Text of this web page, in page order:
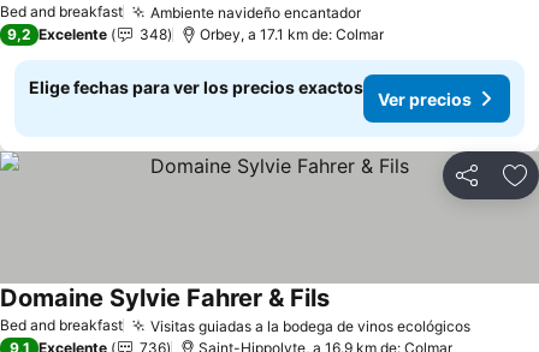
Bed and breakfast Ambiente navideño encantador
9,2 Excelente 348 Orbey, a 17.1 km de: Colmar
Elige fechas para ver los precios exactos
Ver precios
Compartir
Bed and breakfast Visitas guiadas a la bodega de vinos ecológicos
Domaine Sylvie Fahrer & Fils
9,1 Excelente 736 Saint-Hippolyte, a 16.9 km de: Colmar